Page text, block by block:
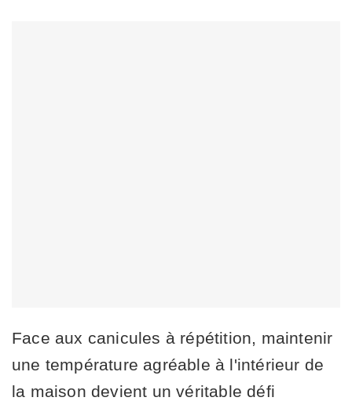
Face aux canicules à répétition, maintenir
une température agréable à l'intérieur de
la maison devient un véritable défi